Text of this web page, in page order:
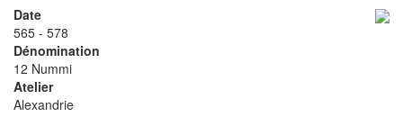
Date
565 - 578
Dénomination
12 Nummi
Atelier
Alexandrie